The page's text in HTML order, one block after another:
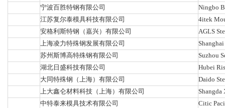
宁波百胜特钢有限公司
Ningbo
江苏复尔泰模具科技有限公司
4itek
安格利斯特钢（嘉兴）有限公司
AGLS
上海凌力特殊钢发展有限公司
苏州斯博高特殊钢有限公司
Suzhou
湖北日盛科技有限公司
Hubei
大同特殊钢（上海）有限公司
Daido
上大鑫仑材料科技（上海）有限公司
中特泰来模具技术有限公司
Citic